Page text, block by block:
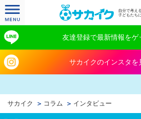
自分で考え
子どもたちに
友達登録で最新情報をゲ
サカイクのインスタを
サカイク コラム インタビュー